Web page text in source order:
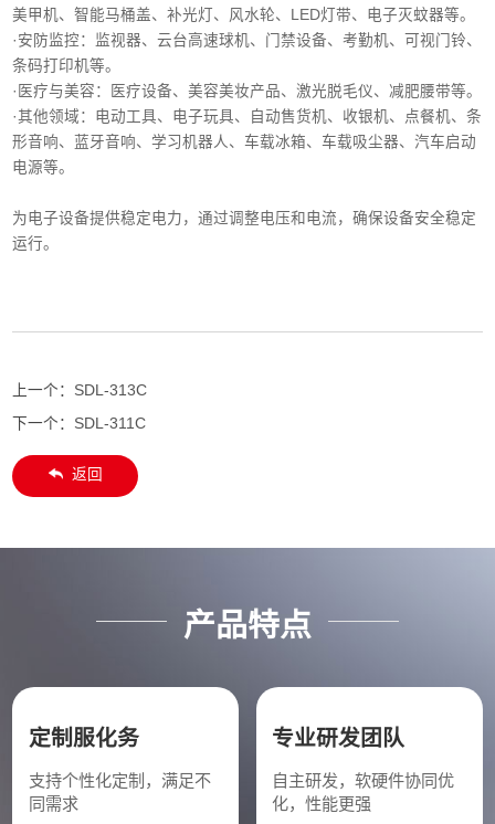
美甲机、智能马桶盖、补光灯、风水轮、LED灯带、电子灭蚊器等。
‌·安防监控‌：监视器、云台高速球机、门禁设备、考勤机、可视门铃、
条码打印机等。
·医疗与美容‌：医疗设备、美容美妆产品、激光脱毛仪、减肥腰带等。
‌·其他领域‌：电动工具、电子玩具、自动售货机、收银机、点餐机、条
形音响、蓝牙音响、学习机器人、车载冰箱、车载吸尘器、汽车启动
电源等。
为电子设备提供稳定电力，通过调整电压和电流，确保设备安全稳定
运行。
上一个： SDL-313C
下一个： SDL-311C
返回
产品特点
定制服化务
支持个性化定制，满足不
同需求
专业研发团队
自主研发，软硬件协同优
化，性能更强